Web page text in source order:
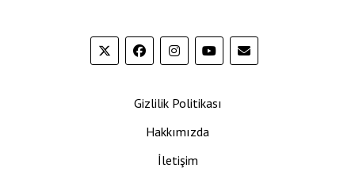
Gizlilik Politikası
Hakkımızda
İletişim